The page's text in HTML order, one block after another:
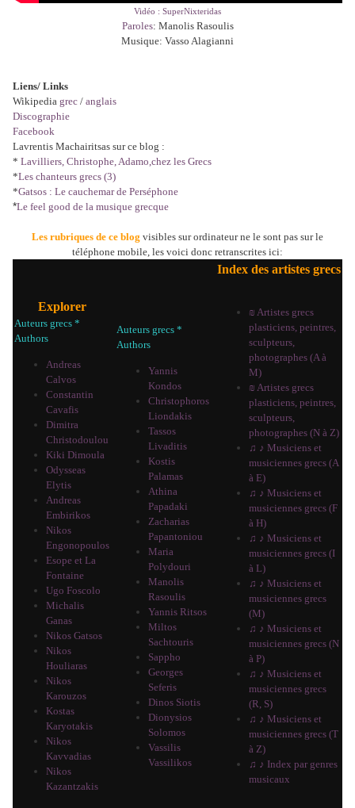
Vidéo : SuperNixteridas
Paroles: Manolis Rasoulis
Musique: Vasso Alagianni
Liens/ Links
Wikipedia grec / anglais
Discographie
Facebook
Lavrentis Machairitsas sur ce blog :
* Lavilliers, Christophe, Adamo,chez les Grecs
*Les chanteurs grecs (3)
*Gatsos : Le cauchemar de Perséphone
*Le feel good de la musique grecque
Les rubriques de ce blog visibles sur ordinateur ne le sont pas sur le
téléphone mobile, les voici donc retranscrites ici:
Explorer
Auteurs grecs *
Authors
Andreas
Calvos
Constantin
Cavafis
Dimitra
Christodoulou
Kiki Dimoula
Odysseas
Elytis
Andreas
Embirikos
Nikos
Engonopoulos
Esope et La
Fontaine
Ugo Foscolo
Michalis
Ganas
Nikos Gatsos
Nikos
Houliaras
Nikos
Karouzos
Kostas
Karyotakis
Nikos
Kavvadias
Nikos
Kazantzakis
Auteurs grecs *
Authors
Yannis
Kondos
Christophoros
Liondakis
Tassos
Livaditis
Kostis
Palamas
Athina
Papadaki
Zacharias
Papantoniou
Maria
Polydouri
Manolis
Rasoulis
Yannis Ritsos
Miltos
Sachtouris
Sappho
Georges
Seferis
Dinos Siotis
Dionysios
Solomos
Vassilis
Vassilikos
Index des artistes grecs
₪ Artistes grecs
plasticiens, peintres,
sculpteurs,
photographes (A à
M)
₪ Artistes grecs
plasticiens, peintres,
sculpteurs,
photographes (N à Z)
♫ ♪ Musiciens et
musiciennes grecs (A
à E)
♫ ♪ Musiciens et
musiciennes grecs (F
à H)
♫ ♪ Musiciens et
musiciennes grecs (I
à L)
♫ ♪ Musiciens et
musiciennes grecs
(M)
♫ ♪ Musiciens et
musiciennes grecs (N
à P)
♫ ♪ Musiciens et
musiciennes grecs
(R, S)
♫ ♪ Musiciens et
musiciennes grecs (T
à Z)
♫ ♪ Index par genres
musicaux